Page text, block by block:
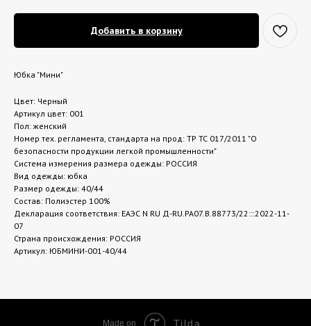
Добавить в корзину
Юбка "Мини"
Цвет: Черный
Артикул цвет: 001
Пол: женский
Номер тех. регламента, стандарта на прод: ТР ТС 017/2011 "О
безопасности продукции легкой промышленности"
Система измерения размера одежды: РОССИЯ
Вид одежды: юбка
Размер одежды: 40/44
Состав: Полиэстер 100%
Декларация соответствия: ЕАЭС N RU Д-RU.РА07.В.88773/22:::2022-11-
07
Страна происхождения: РОССИЯ
Артикул: ЮБМИНИ-001-40/44
Made on Tilda